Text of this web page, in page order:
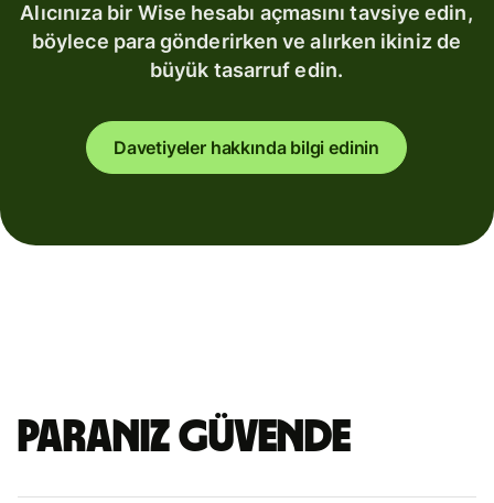
Alıcınıza bir Wise hesabı açmasını tavsiye edin,
böylece para gönderirken ve alırken ikiniz de
büyük tasarruf edin.
Davetiyeler hakkında bilgi edinin
Paranız güvende